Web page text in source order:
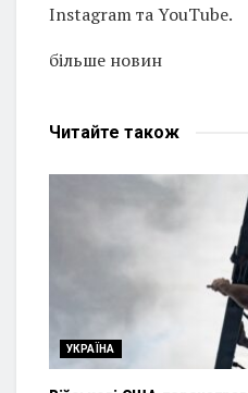
Instagram та YouTube.
більше новин
Читайте також
УКРАЇНА